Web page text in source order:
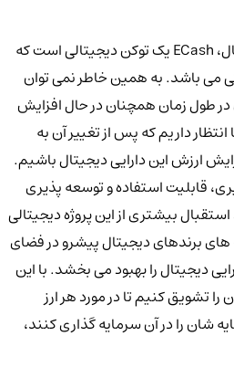
مانند سایر دارایی های دیجیتال، ECash یک توکن دیجیتالی است که
باشد. به همین خاطر نمی توان
طول زمان همچنان در حال افزایش
داریم که پس از تغییر آن به
ارزش این دارایی دیجیتال باشیم.
قابلیت استفاده و توسعه پذیری
بیشتری از این پروژه دیجیتالی
برندهای دیجیتال پیشرو در فضای
دیجیتال را بهبود می بخشد. با این
تشویق کنیم تا در مورد هر ارز
شان را در آن سرمایه گذاری کنند،